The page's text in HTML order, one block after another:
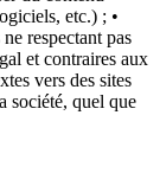
etc.) ; •
respectant pas
et contraires aux
vers des sites
société, quel que